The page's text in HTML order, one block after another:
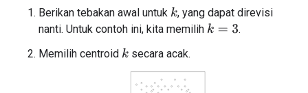
Berikan tebakan awal untuk k, yang dapat direvisi
nanti. Untuk contoh ini, kita memilih k=3
.
Memilih centroid k secara acak.